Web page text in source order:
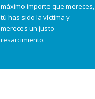
máximo importe que mereces,
tú has sido la víctima y
mereces un justo
resarcimiento.